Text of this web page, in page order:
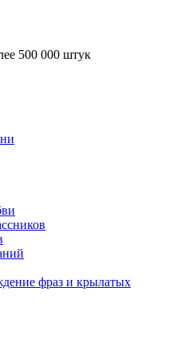
500 000 штук
фраз и крылатых